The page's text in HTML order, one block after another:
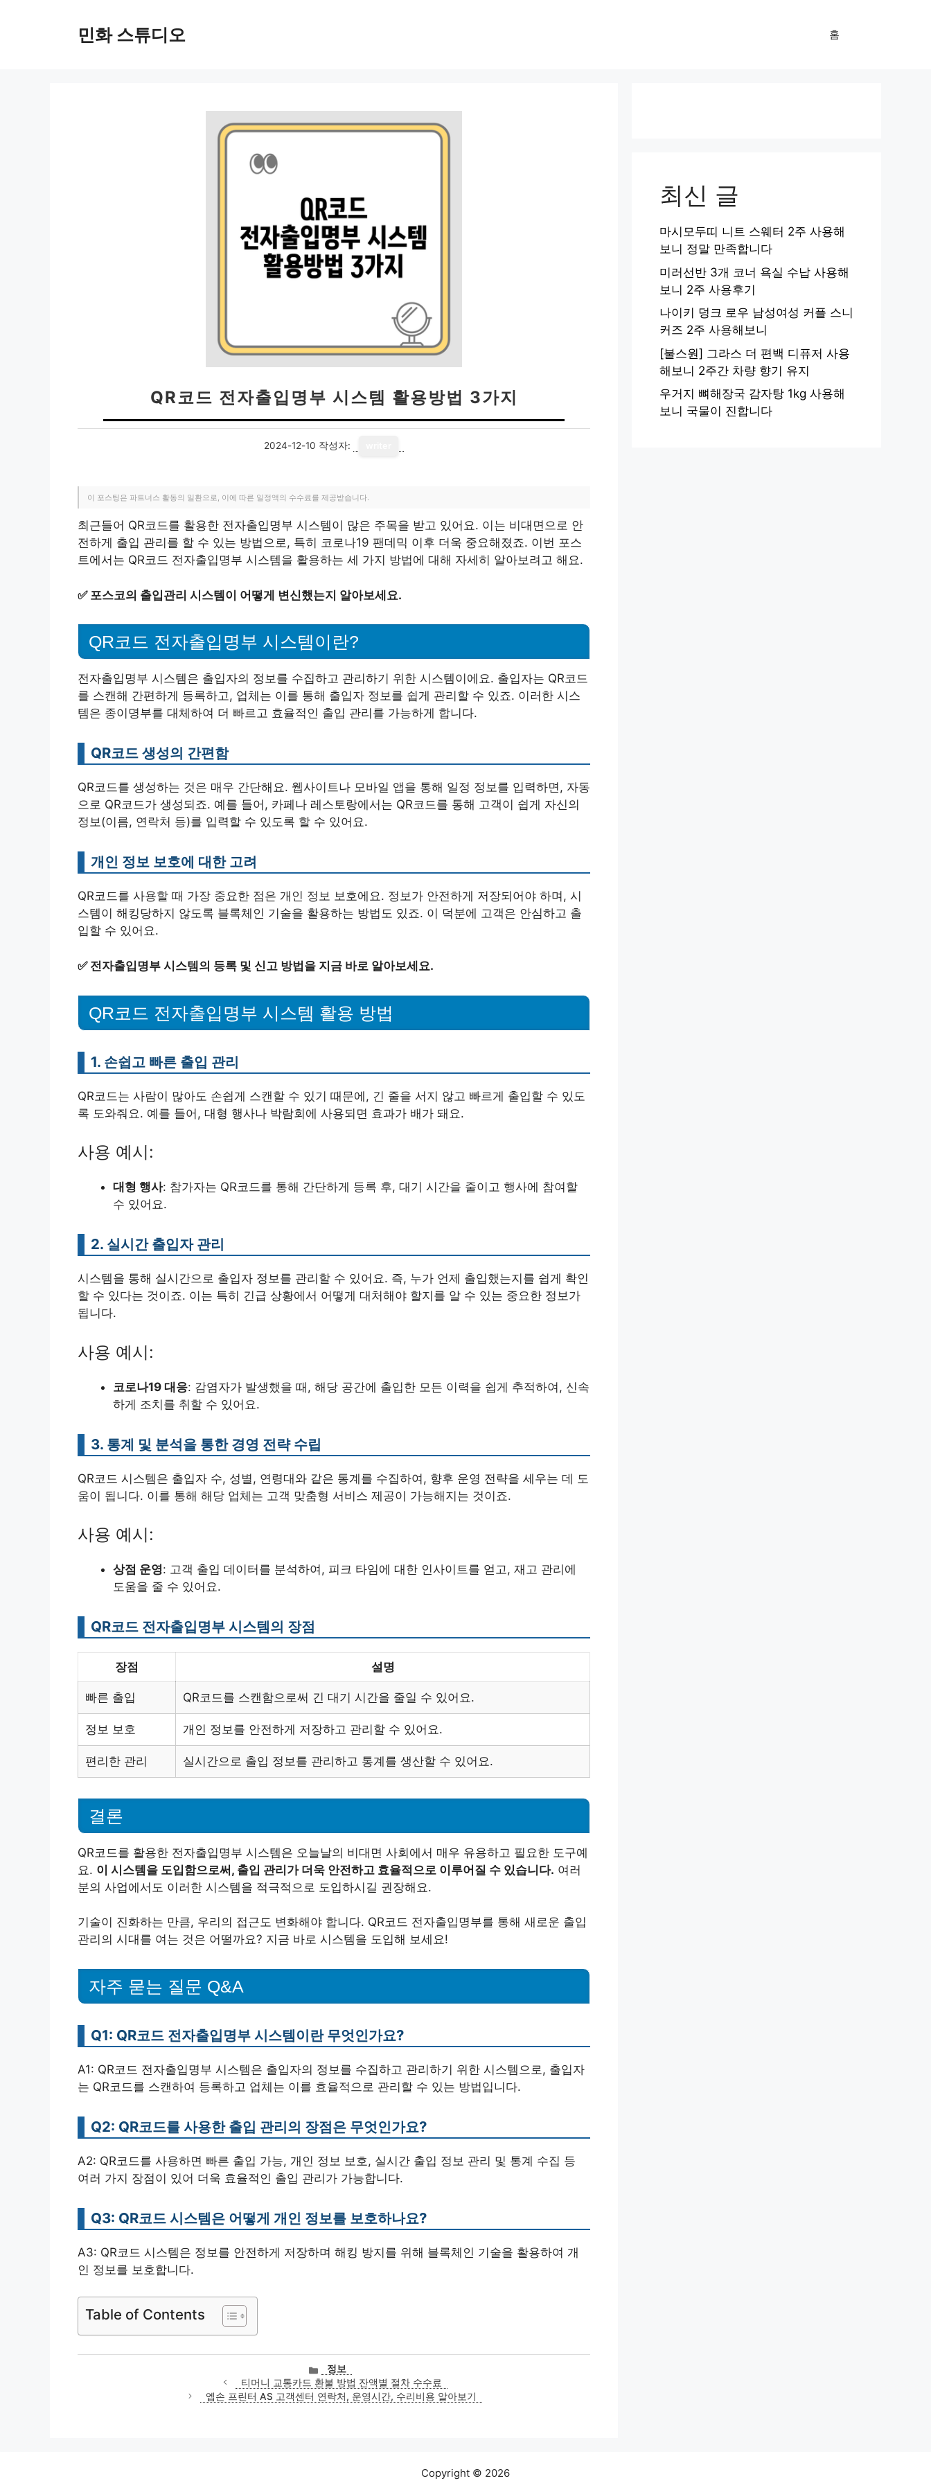
민화 스튜디오 홈
QR코드 전자출입명부 시스템 활용방법 3가지
2024-12-10 작성자:
이 포스팅은 파트너스 활동의 일환으로, 이에 따른 일정액의 수수료를 제공받습니다.
최근들어 QR코드를 활용한 전자출입명부 시스템이 많은 주목을 받고 있어요. 이는 비대면으로 안
전하게 출입 관리를 할 수 있는 방법으로, 특히 코로나19 팬데믹 이후 더욱 중요해졌죠. 이번 포스
트에서는 QR코드 전자출입명부 시스템을 활용하는 세 가지 방법에 대해 자세히 알아보려고 해요.
✅ 포스코의 출입관리 시스템이 어떻게 변신했는지 알아보세요.
QR코드 전자출입명부 시스템이란?
전자출입명부 시스템은 출입자의 정보를 수집하고 관리하기 위한 시스템이에요. 출입자는 QR코드
를 스캔해 간편하게 등록하고, 업체는 이를 통해 출입자 정보를 쉽게 관리할 수 있죠. 이러한 시스
템은 종이명부를 대체하여 더 빠르고 효율적인 출입 관리를 가능하게 합니다.
QR코드 생성의 간편함
QR코드를 생성하는 것은 매우 간단해요. 웹사이트나 모바일 앱을 통해 일정 정보를 입력하면, 자동
으로 QR코드가 생성되죠. 예를 들어, 카페나 레스토랑에서는 QR코드를 통해 고객이 쉽게 자신의
정보(이름, 연락처 등)를 입력할 수 있도록 할 수 있어요.
개인 정보 보호에 대한 고려
QR코드를 사용할 때 가장 중요한 점은 개인 정보 보호에요. 정보가 안전하게 저장되어야 하며, 시
스템이 해킹당하지 않도록 블록체인 기술을 활용하는 방법도 있죠. 이 덕분에 고객은 안심하고 출
입할 수 있어요.
✅ 전자출입명부 시스템의 등록 및 신고 방법을 지금 바로 알아보세요.
QR코드 전자출입명부 시스템 활용 방법
1. 손쉽고 빠른 출입 관리
QR코드는 사람이 많아도 손쉽게 스캔할 수 있기 때문에, 긴 줄을 서지 않고 빠르게 출입할 수 있도
록 도와줘요. 예를 들어, 대형 행사나 박람회에 사용되면 효과가 배가 돼요.
사용 예시:
대형 행사: 참가자는 QR코드를 통해 간단하게 등록 후, 대기 시간을 줄이고 행사에 참여할
수 있어요.
2. 실시간 출입자 관리
시스템을 통해 실시간으로 출입자 정보를 관리할 수 있어요. 즉, 누가 언제 출입했는지를 쉽게 확인
할 수 있다는 것이죠. 이는 특히 긴급 상황에서 어떻게 대처해야 할지를 알 수 있는 중요한 정보가
됩니다.
사용 예시:
코로나19 대응: 감염자가 발생했을 때, 해당 공간에 출입한 모든 이력을 쉽게 추적하여, 신속
하게 조치를 취할 수 있어요.
3. 통계 및 분석을 통한 경영 전략 수립
QR코드 시스템은 출입자 수, 성별, 연령대와 같은 통계를 수집하여, 향후 운영 전략을 세우는 데 도
움이 됩니다. 이를 통해 해당 업체는 고객 맞춤형 서비스 제공이 가능해지는 것이죠.
사용 예시:
상점 운영: 고객 출입 데이터를 분석하여, 피크 타임에 대한 인사이트를 얻고, 재고 관리에
도움을 줄 수 있어요.
QR코드 전자출입명부 시스템의 장점
장점 설명
빠른 출입 QR코드를 스캔함으로써 긴 대기 시간을 줄일 수 있어요.
정보 보호 개인 정보를 안전하게 저장하고 관리할 수 있어요.
편리한 관리 실시간으로 출입 정보를 관리하고 통계를 생산할 수 있어요.
결론
QR코드를 활용한 전자출입명부 시스템은 오늘날의 비대면 사회에서 매우 유용하고 필요한 도구예
요. 이 시스템을 도입함으로써, 출입 관리가 더욱 안전하고 효율적으로 이루어질 수 있습니다. 여러
분의 사업에서도 이러한 시스템을 적극적으로 도입하시길 권장해요.
기술이 진화하는 만큼, 우리의 접근도 변화해야 합니다. QR코드 전자출입명부를 통해 새로운 출입
관리의 시대를 여는 것은 어떨까요? 지금 바로 시스템을 도입해 보세요!
자주 묻는 질문 Q&A
Q1: QR코드 전자출입명부 시스템이란 무엇인가요?
A1: QR코드 전자출입명부 시스템은 출입자의 정보를 수집하고 관리하기 위한 시스템으로, 출입자
는 QR코드를 스캔하여 등록하고 업체는 이를 효율적으로 관리할 수 있는 방법입니다.
Q2: QR코드를 사용한 출입 관리의 장점은 무엇인가요?
A2: QR코드를 사용하면 빠른 출입 가능, 개인 정보 보호, 실시간 출입 정보 관리 및 통계 수집 등
여러 가지 장점이 있어 더욱 효율적인 출입 관리가 가능합니다.
Q3: QR코드 시스템은 어떻게 개인 정보를 보호하나요?
A3: QR코드 시스템은 정보를 안전하게 저장하며 해킹 방지를 위해 블록체인 기술을 활용하여 개
인 정보를 보호합니다.
Table of Contents
카
테
고
정보
티머니 교통카드 환불 방법 잔액별 절차 수수료
엡손 프린터 AS 고객센터 연락처, 운영시간, 수리비용 알아보기
최신 글
마시모두띠 니트 스웨터 2주 사용해
보니 정말 만족합니다
미러선반 3개 코너 욕실 수납 사용해
보니 2주 사용후기
나이키 덩크 로우 남성여성 커플 스니
커즈 2주 사용해보니
[불스원] 그라스 더 편백 디퓨저 사용
해보니 2주간 차량 향기 유지
우거지 뼈해장국 감자탕 1kg 사용해
보니 국물이 진합니다
Copyright © 2026